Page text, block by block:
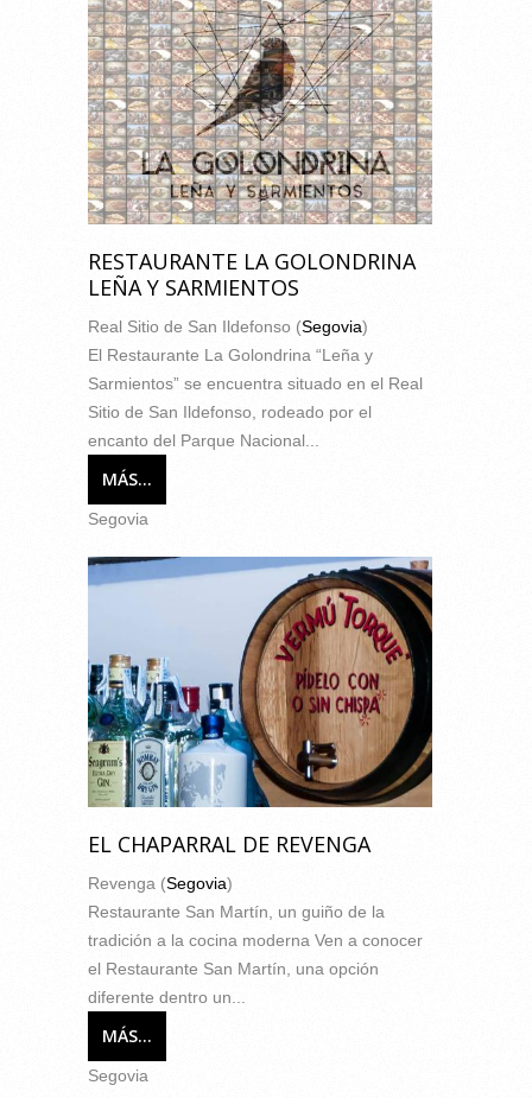
RESTAURANTE LA GOLONDRINA
LEÑA Y SARMIENTOS
Real Sitio de San Ildefonso (Segovia)
El Restaurante La Golondrina “Leña y
Sarmientos” se encuentra situado en el Real
Sitio de San Ildefonso, rodeado por el
encanto del Parque Nacional...
MÁS...
Segovia
EL CHAPARRAL DE REVENGA
Revenga (Segovia)
Restaurante San Martín, un guiño de la
tradición a la cocina moderna Ven a conocer
el Restaurante San Martín, una opción
diferente dentro un...
MÁS...
Segovia